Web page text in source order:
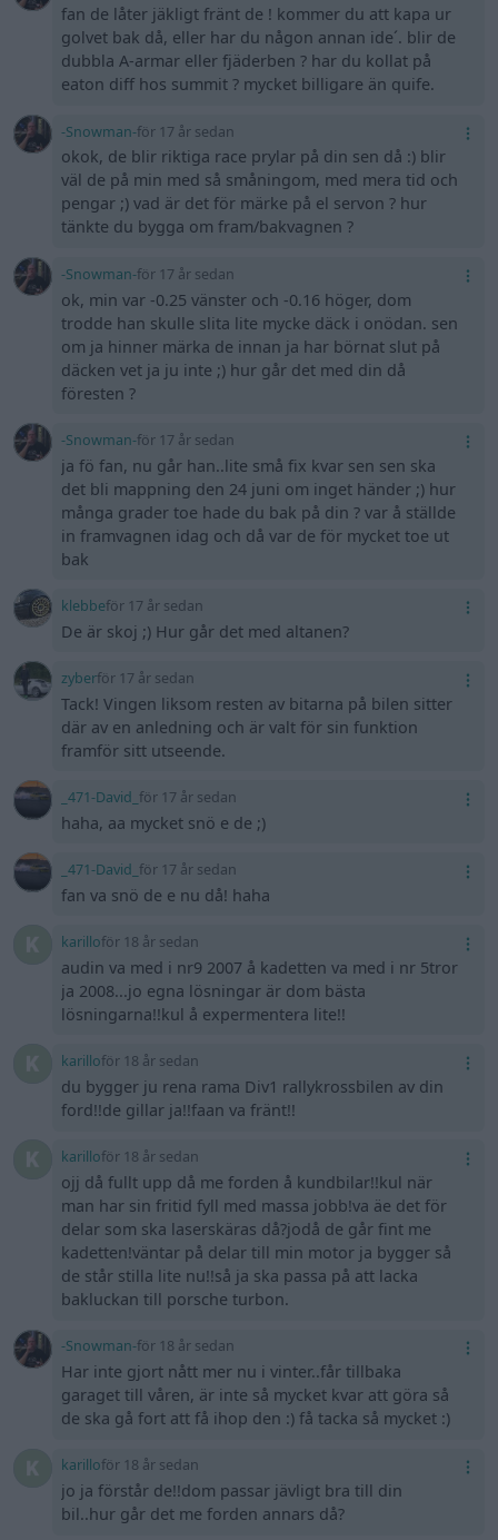
fan de låter jäkligt fränt de ! kommer du att kapa ur
golvet bak då, eller har du någon annan ide´. blir de
dubbla A-armar eller fjäderben ? har du kollat på
eaton diff hos summit ? mycket billigare än quife.
-Snowman-för 17 år sedan
okok, de blir riktiga race prylar på din sen då :) blir
väl de på min med så småningom, med mera tid och
pengar ;) vad är det för märke på el servon ? hur
tänkte du bygga om fram/bakvagnen ?
-Snowman-för 17 år sedan
ok, min var -0.25 vänster och -0.16 höger, dom
trodde han skulle slita lite mycke däck i onödan. sen
om ja hinner märka de innan ja har börnat slut på
däcken vet ja ju inte ;) hur går det med din då
föresten ?
-Snowman-för 17 år sedan
ja fö fan, nu går han..lite små fix kvar sen sen ska
det bli mappning den 24 juni om inget händer ;) hur
många grader toe hade du bak på din ? var å ställde
in framvagnen idag och då var de för mycket toe ut
bak
klebbeför 17 år sedan
De är skoj ;) Hur går det med altanen?
zyberför 17 år sedan
Tack! Vingen liksom resten av bitarna på bilen sitter
där av en anledning och är valt för sin funktion
framför sitt utseende.
_471-David_ för 17 år sedan
haha, aa mycket snö e de ;)
_471-David_ för 17 år sedan
fan va snö de e nu då! haha
karilloför 18 år sedan
audin va med i nr9 2007 å kadetten va med i nr 5tror
ja 2008...jo egna lösningar är dom bästa
lösningarna!!kul å expermentera lite!!
karilloför 18 år sedan
du bygger ju rena rama Div1 rallykrossbilen av din
ford!!de gillar ja!!faan va fränt!!
karilloför 18 år sedan
ojj då fullt upp då me forden å kundbilar!!kul när
man har sin fritid fyll med massa jobb!va äe det för
delar som ska laserskäras då?jodå de går fint me
kadetten!väntar på delar till min motor ja bygger så
de står stilla lite nu!!så ja ska passa på att lacka
bakluckan till porsche turbon.
-Snowman-för 18 år sedan
Har inte gjort nått mer nu i vinter..får tillbaka
garaget till våren, är inte så mycket kvar att göra så
de ska gå fort att få ihop den :) få tacka så mycket :)
karilloför 18 år sedan
jo ja förstår de!!dom passar jävligt bra till din
bil..hur går det me forden annars då?